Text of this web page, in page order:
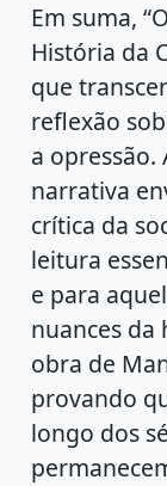
Em suma,
História da
que
reflexão
a opressão.
narrativa
crítica da
leitura
e para
nuances da
obra de
provando
longo dos